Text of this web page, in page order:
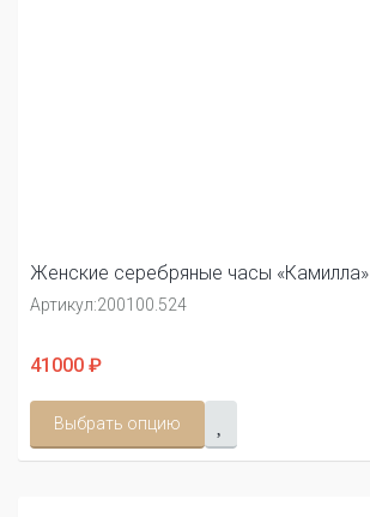
Женские серебряные часы «Камилла»
Артикул:200100.524
41000 ₽
Выбрать опцию